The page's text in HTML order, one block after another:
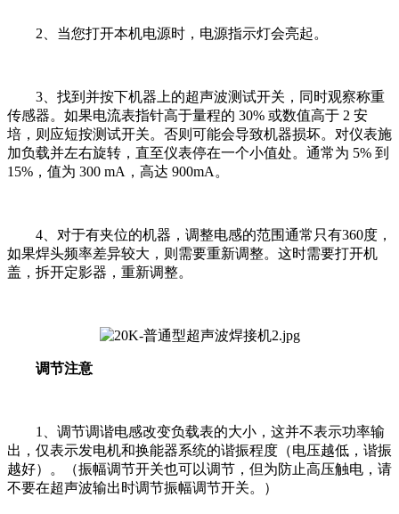
2、当您打开本机电源时，电源指示灯会亮起。
3、找到并按下机器上的超声波测试开关，同时观察称重
传感器。如果电流表指针高于量程的 30% 或数值高于 2 安
培，则应短按测试开关。否则可能会导致机器损坏。对仪表施
加负载并左右旋转，直至仪表停在一个小值处。通常为 5% 到
15%，值为 300 mA，高达 900mA。
4、对于有夹位的机器，调整电感的范围通常只有360度，
如果焊头频率差异较大，则需要重新调整。这时需要打开机
盖，拆开定影器，重新调整。
调节注意
1、调节调谐电感改变负载表的大小，这并不表示功率输
出，仅表示发电机和换能器系统的谐振程度（电压越低，谐振
越好）。（振幅调节开关也可以调节，但为防止高压触电，请
不要在超声波输出时调节振幅调节开关。）